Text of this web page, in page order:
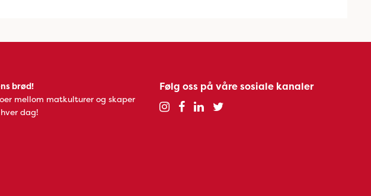
brød!
mellom matkulturer og skaper
dag!
Følg oss på våre sosiale kanaler